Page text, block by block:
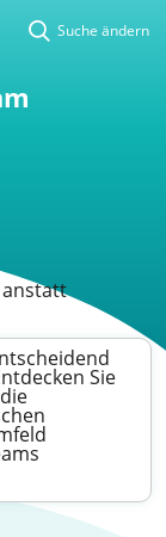
Suche ändern
anstatt
Sie